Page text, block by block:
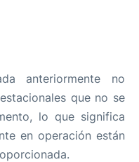
anteriormente no
que no se
lo que significa
en operación están